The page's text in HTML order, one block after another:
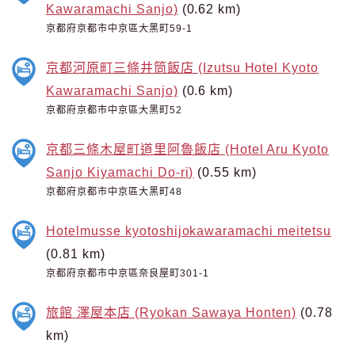
Kawaramachi Sanjo) (0.62 km)
京都府京都市中京區大黑町59-1
京都河原町三條井筒飯店 (Izutsu Hotel Kyoto
Kawaramachi Sanjo) (0.6 km)
京都府京都市中京區大黑町52
京都三條木屋町道里阿魯飯店 (Hotel Aru Kyoto
Sanjo Kiyamachi Do-ri) (0.55 km)
京都府京都市中京區大黑町48
Hotelmusse kyotoshijokawaramachi meitetsu
(0.81 km)
京都府京都市中京區奈良屋町301-1
旅館 澤屋本店 (Ryokan Sawaya Honten) (0.78
km)